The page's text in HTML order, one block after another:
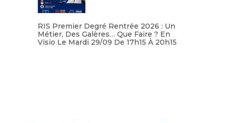
RIS Premier Degré Rentrée 2026 : Un
Métier, Des Galères… Que Faire ? En
Visio Le Mardi 29/09 De 17h15 À 20h15